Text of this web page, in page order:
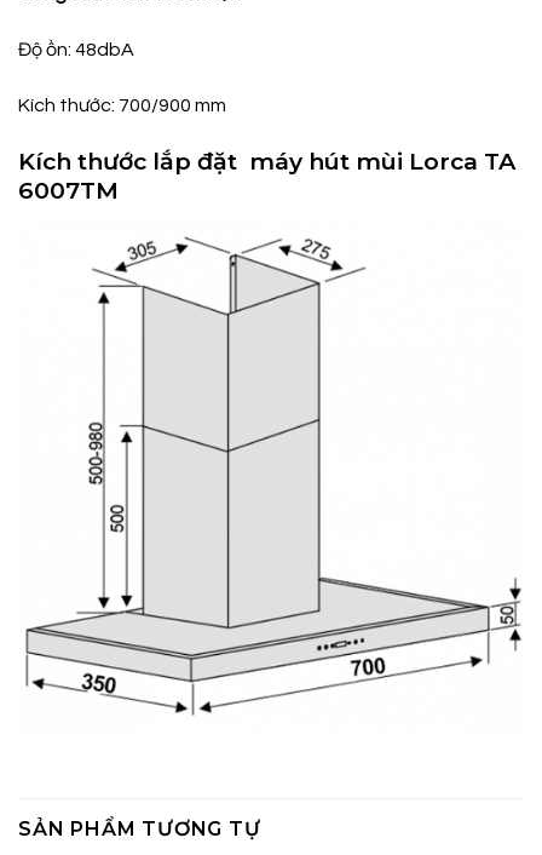
Độ ồn: 48dbA
​Kích thước: 700/900 mm
Kích thước lắp đặt máy hút mùi Lorca TA
6007TM
SẢN PHẨM TƯƠNG TỰ